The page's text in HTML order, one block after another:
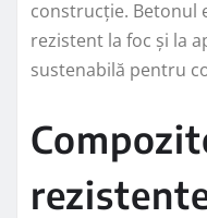
construcție. Betonul
rezistent la foc și la
sustenabilă pentru